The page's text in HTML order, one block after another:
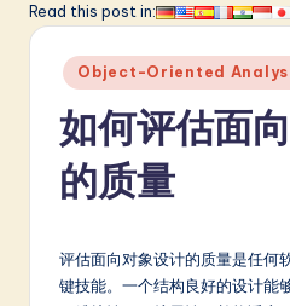
li
A
Read this post in:
Posted
in
Object-Oriented
如何评估面
的质量
评估面向对象设计的质量是任何
键技能。一个结构良好的设计能